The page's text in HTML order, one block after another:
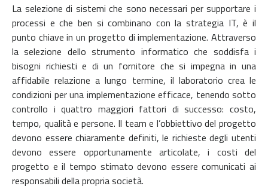
La selezione di sistemi che sono necessari per supportare i
processi e che ben si combinano con la strategia IT, è il
punto chiave in un progetto di implementazione. Attraverso
la selezione dello strumento informatico che soddisfa i
bisogni richiesti e di un fornitore che si impegna in una
affidabile relazione a lungo termine, il laboratorio crea le
condizioni per una implementazione efficace, tenendo sotto
controllo i quattro maggiori fattori di successo: costo,
tempo, qualità e persone. Il team e l’obbiettivo del progetto
devono essere chiaramente definiti, le richieste degli utenti
devono essere opportunamente articolate, i costi del
progetto e il tempo stimato devono essere comunicati ai
responsabili della propria società.